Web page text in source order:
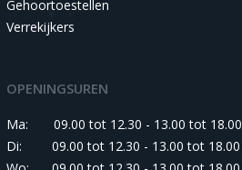
Gehoortoestellen
Verrekijkers
OPENINGSUREN
Ma:
09.00 tot 12.30 - 13.00 tot 18.00
Di:
09.00 tot 12.30 - 13.00 tot 18.00